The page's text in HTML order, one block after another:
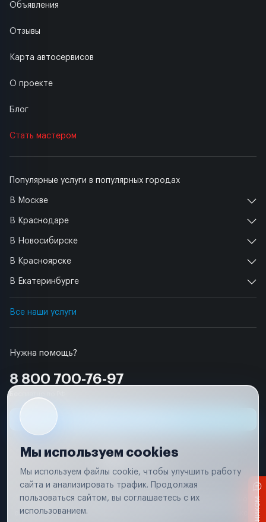
Нужна помощь?
8 800 700-76-97
Популярные услуги в популярных городах
В Москве
В Краснодаре
В Новосибирске
В Красноярске
В Екатеринбурге
Все наши услуги
Объявления
Отзывы
Карта автосервисов
О проекте
Блог
Стать мастером
Условия использования
Вся информация, представленная на сайте, носит исключительно
соответствии с положениями статьи 437 (п. 2) Гражданского кодекса
Мы используем cookies
Мы используем файлы cookie, чтобы улучшить работу
сайта и анализировать трафик. Продолжая
пользоваться сайтом, вы соглашаетесь с их
использованием.